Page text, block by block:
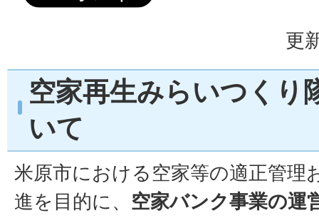
更
空家再生みらいつくり
いて
米原市における空家等の適正管理
進を目的に、 空家バンク事業の運